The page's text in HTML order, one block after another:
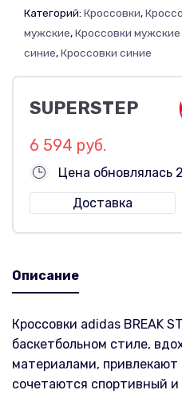
Категорий: Кроссовки,
мужские,Кроссовки мужские
синие,Кроссовки синие
SUPERSTEP
6 594 руб.
Цена обновлялась
Доставка
Описание
Кроссовки adidas BREAK
баскетбольном стиле,
материалами,
сочетаются спортивный